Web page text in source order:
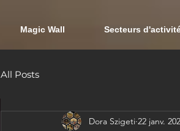
Magic Wall Secteurs
All Posts
Dora Szigeti 22 janv.